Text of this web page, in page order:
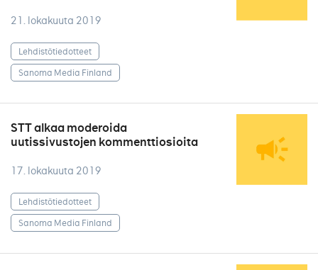
21. lokakuuta 2019
Lehdistötiedotteet
Sanoma Media Finland
STT alkaa moderoida
uutissivustojen kommenttiosioita
17. lokakuuta 2019
Lehdistötiedotteet
Sanoma Media Finland